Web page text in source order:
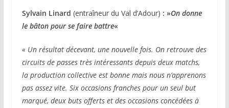
Sylvain Linard (entraîneur du Val d’Adour) : »On donne
le bâton pour se faire battre«
« Un résultat décevant, une nouvelle fois. On retrouve des
circuits de passes très intéressants depuis deux matchs,
la production collective est bonne mais nous n’apprenons
pas assez vite. Six occasions franches pour un seul but
marqué, deux buts offerts et des occasions concédées à